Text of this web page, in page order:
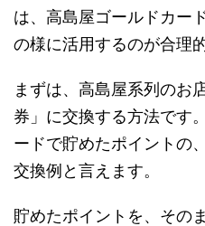
は、高島屋ゴールドカー
の様に活用するのが合理
まずは、高島屋系列のお
券」に交換する方法です
ードで貯めたポイントの
交換例と言えます。
貯めたポイントを、その